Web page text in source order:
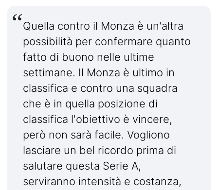
Quella contro il Monza è un'altra
possibilità per confermare quanto
fatto di buono nelle ultime
settimane. Il Monza è ultimo in
classifica e contro una squadra
che è in quella posizione di
classifica l'obiettivo è vincere,
però non sarà facile. Vogliono
lasciare un bel ricordo prima di
salutare questa Serie A,
serviranno intensità e costanza,